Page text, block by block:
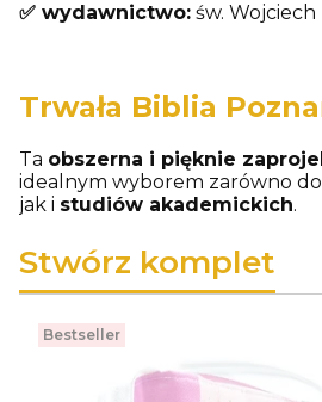
✅ wydawnictwo: św. Wojciech
Trwała Biblia
Ta obszerna i pięknie
idealnym wyborem zarówno do
jak i studiów akademickich.
Stwórz komplet
Bestseller